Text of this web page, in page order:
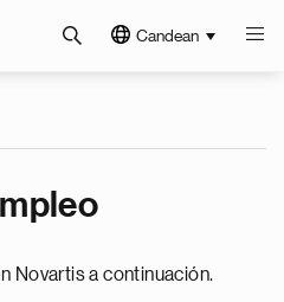
Candean
Novartis a continuación.